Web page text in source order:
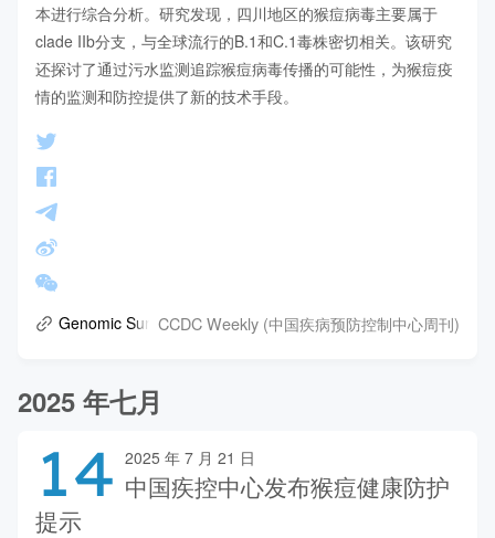
本进行综合分析。研究发现，四川地区的猴痘病毒主要属于
clade IIb分支，与全球流行的B.1和C.1毒株密切相关。该研究
还探讨了通过污水监测追踪猴痘病毒传播的可能性，为猴痘疫
情的监测和防控提供了新的技术手段。
Genomic Surveillance and Phylogenetic Analysis of
CCDC Weekly (中国疾病预防控制中心周刊)
2025 年七月
14 2025 年 7 月 21 日
中国疾控中心发布猴痘健康防护
提示